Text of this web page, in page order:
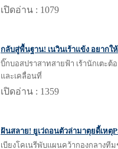
เปิดอ่าน : 1079
กลับสู่พื้นฐาน! เนวินเร้าแข้ง อยาก
บิ๊กบอสปราสาทสายฟ้า เร้านักเตะต้
และเคลื่อนที่
เปิดอ่าน : 1359
ฝันสลาย! ยูเว่ถอนตัวล่ามาตุยดี้เหตุ
เบียงโคเนรีพับแผนคว้ากองกลางที